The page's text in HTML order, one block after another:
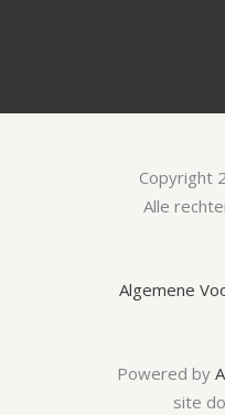
Copyright
Alle
Algemene
Powered by
site